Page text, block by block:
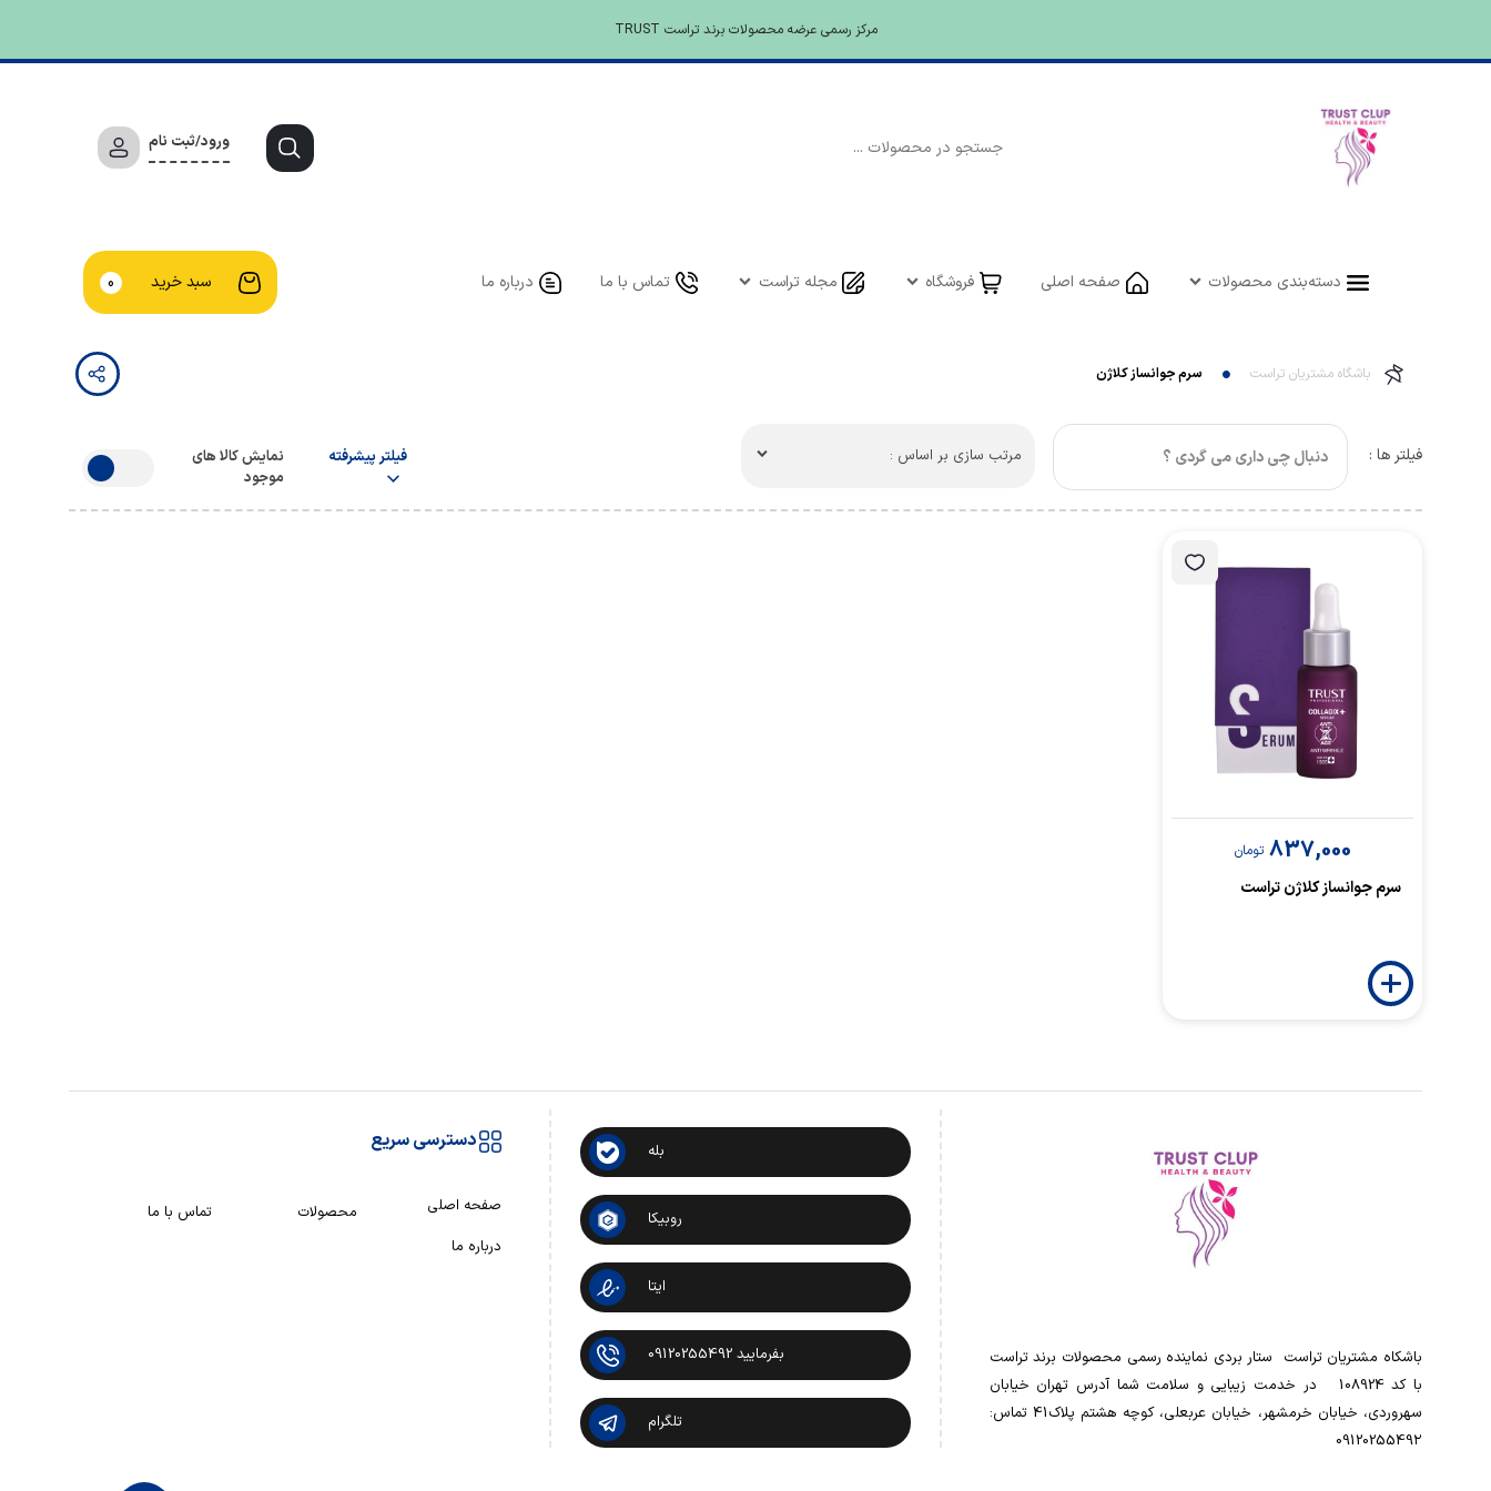
مرکز رسمی عرضه محصولات برند تراست TRUST
ورود/ثبت نام
دسته‌بندی محصولات صفحه اصلی فروشگاه مجله تراست تماس با ما درباره ما سبد خرید 0
باشگاه مشتریان تراست سرم جوانساز کلاژن
فیلتر ها : مرتب سازی بر اساس : فیلتر پیشرفته
نمایش کالا های
موجود
837,000 تومان
سرم جوانساز کلاژن تراست
باشکاه مشتریان تراست ‌ ‌ستار بردی نماینده رسمی محصولات برند تراست
با کد 108924 ‌ ‌ در خدمت زیبایی و سلامت شما آدرس تهران خیابان
سهروردی، خیابان خرمشهر، خیابان عربعلی، کوچه هشتم پلاک41 تماس:
0912025549۲
بله
روبیکا
ایتا
بفرمایید 09120255492
تلگرام
دسترسی سریع
صفحه اصلی محصولات
تماس با ما
درباره ما